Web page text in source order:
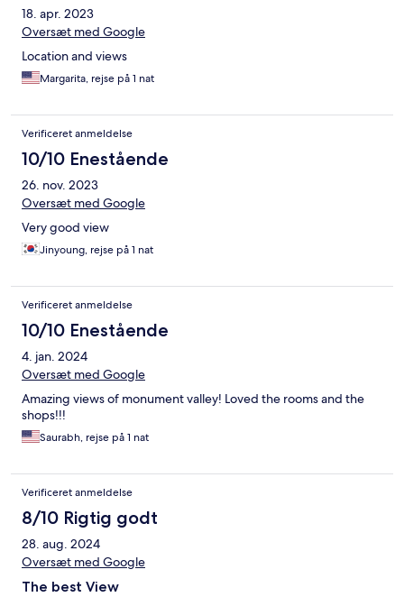
18. apr. 2023
Oversæt med Google
Location and views
Margarita, rejse på 1 nat
Verificeret anmeldelse
10/10 Enestående
26. nov. 2023
Oversæt med Google
Very good view
Jinyoung, rejse på 1 nat
Verificeret anmeldelse
10/10 Enestående
4. jan. 2024
Oversæt med Google
Amazing views of monument valley! Loved the rooms and the
shops!!!
Saurabh, rejse på 1 nat
Verificeret anmeldelse
8/10 Rigtig godt
28. aug. 2024
Oversæt med Google
The best View